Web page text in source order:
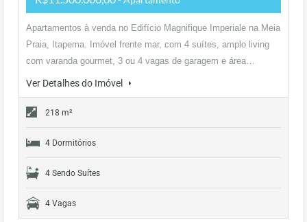
Apartamentos à venda no Edifício Magnifique Imperiale na Meia
Praia, Itapema. Imóvel frente mar, com 4 suítes, amplo living
com varanda gourmet, 3 ou 4 vagas de garagem e área…
Ver Detalhes do Imóvel
218 m²
4 Dormitórios
4 Sendo Suítes
4 Vagas